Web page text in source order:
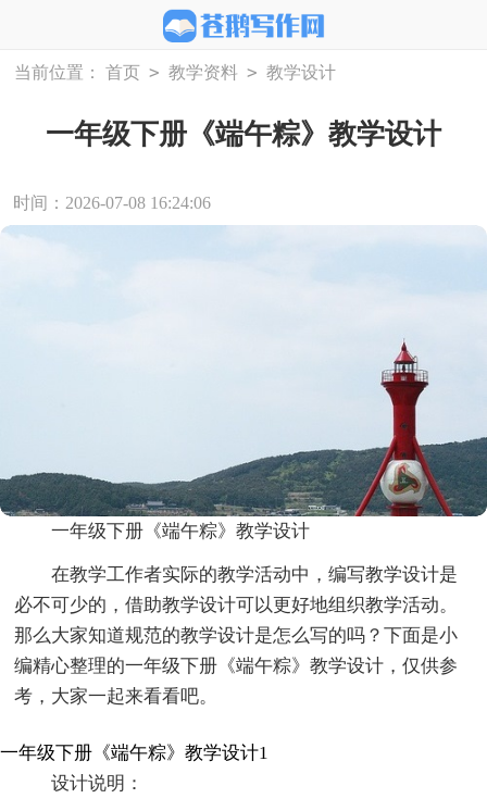
当前位置： 首页 > 教学资料 > 教学设计
一年级下册《端午粽》教学设计
时间：2026-07-08 16:24:06
一年级下册《端午粽》教学设计
在教学工作者实际的教学活动中，编写教学设计是
必不可少的，借助教学设计可以更好地组织教学活动。
那么大家知道规范的教学设计是怎么写的吗？下面是小
编精心整理的一年级下册《端午粽》教学设计，仅供参
考，大家一起来看看吧。
一年级下册《端午粽》教学设计1
设计说明：